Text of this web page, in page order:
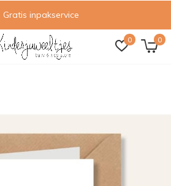
0 0
Gratis inpakservice